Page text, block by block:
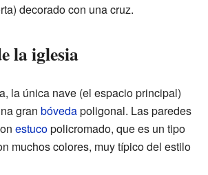
decorado con una cruz.
la iglesia
la única nave (el espacio principal)
gran bóvedapoligonal. Las paredes
estucopolicromado, que es un tipo
muchos colores, muy típico del estilo